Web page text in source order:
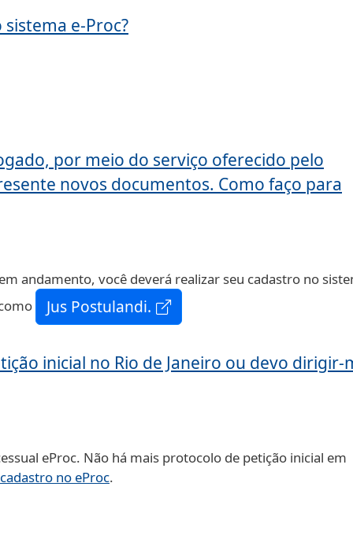
e-Proc?
por meio do serviço oferecido pelo
novos documentos. Como faço para
andamento, você deverá realizar seu cadastro no
Jus Postulandi.
inicial no Rio de Janeiro ou devo dirigir-
eProc. Não há mais protocolo de petição inicial em
no eProc.